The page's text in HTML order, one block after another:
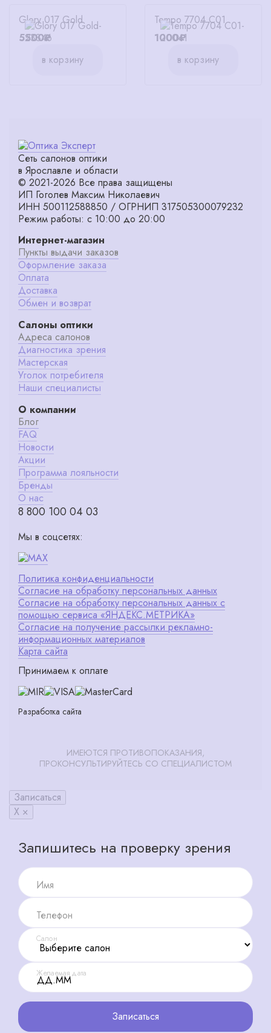
Glory 017 Gold
5500₽
в корзину
Tempo 7704 C01
1000₽
в корзину
Сеть салонов оптики
в Ярославле и области
© 2021-2026 Все права защищены
ИП Гоголев Максим Николаевич
ИНН 500112588850 / ОГРНИП 317505300079232
Режим работы: с 10:00 до 20:00
Интернет-магазин
Пункты выдачи заказов
Оформление заказа
Оплата
Доставка
Обмен и возврат
Салоны оптики
Адреса салонов
Диагностика зрения
Мастерская
Уголок потребителя
Наши специалисты
О компании
Блог
FAQ
Новости
Акции
Программа лояльности
Бренды
О нас
8 800 100 04 03
Мы в соцсетях:
Политика конфиденциальности
Согласие на обработку персональных данных
Согласие на обработку персональных данных с
помощью сервиса «ЯНДЕКС.МЕТРИКА»
Согласие на получение рассылки рекламно-
информационных материалов
Карта сайта
Принимаем к оплате
Разработка сайта
ИМЕЮТСЯ ПРОТИВОПОКАЗАНИЯ,
ПРОКОНСУЛЬТИРУЙТЕСЬ СО СПЕЦИАЛИСТОМ
Записаться
X ×
Запишитесь на проверку зрения
Имя
Телефон
Салон
Желаемая дата
Записаться